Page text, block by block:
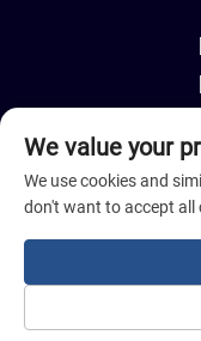
We value your
We use cookies and
don't want to accept all